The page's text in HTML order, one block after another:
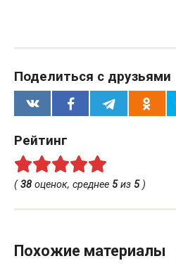
Поделиться с друзьями
Рейтинг
(38 оценок, среднее 5из 5)
Похожие материалы